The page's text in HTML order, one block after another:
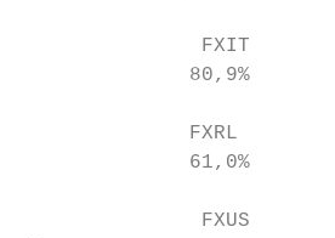
FXIT
80,9%
FXRL
61,0%
FXUS